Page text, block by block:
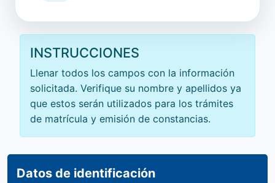
INSTRUCCIONES
Llenar todos los campos con la información
solicitada. Verifique su nombre y apellidos ya
que estos serán utilizados para los trámites
de matrícula y emisión de constancias.
Datos de identificación